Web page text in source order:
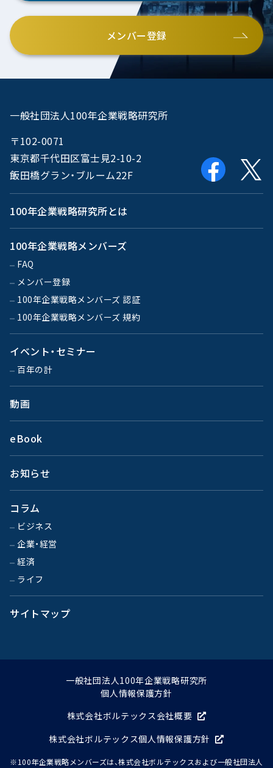
メンバー登録
一般社団法人100年企業戦略研究所
〒102-0071
東京都千代田区富士見2-10-2
飯田橋グラン・ブルーム22F
100年企業戦略研究所とは
100年企業戦略メンバーズ
FAQ
メンバー登録
100年企業戦略メンバーズ 認証
100年企業戦略メンバーズ 規約
イベント・セミナー
百年の計
動画
eBook
お知らせ
コラム
ビジネス
企業・経営
経済
ライフ
サイトマップ
一般社団法人100年企業戦略研究所
個人情報保護方針
株式会社ボルテックス会社概要
株式会社ボルテックス個人情報保護方針
※100年企業戦略メンバーズは、株式会社ボルテックスおよび一般社団法人